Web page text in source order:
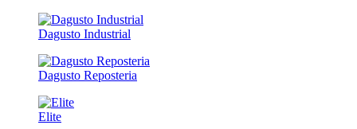
Dagusto Industrial
Dagusto Reposteria
Elite